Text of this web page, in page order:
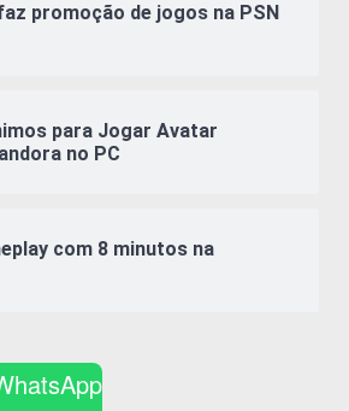
promoção de jogos na PSN
para Jogar Avatar
no PC
com 8 minutos na